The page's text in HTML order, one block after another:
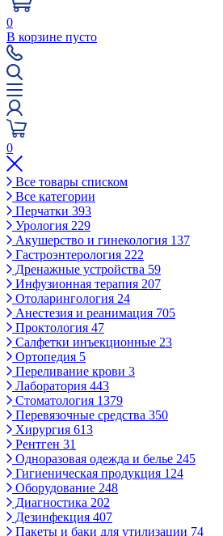
0
В корзине пусто
0
Все товары списком
Все категории
Перчатки 393
Урология 229
Акушерство и гинекология 137
Гастроэнтерология 222
Дренажные устройства 59
Инфузионная терапия 207
Отоларингология 24
Анестезия и реанимация 705
Проктология 47
Салфетки инъекционные 23
Ортопедия 5
Переливание крови 3
Лаборатория 443
Стоматология 1379
Перевязочные средства 350
Хирургия 613
Рентген 31
Одноразовая одежда и белье 245
Гигиеническая продукция 124
Оборудование 248
Диагностика 202
Дезинфекция 407
Пакеты и баки для утилизации 74